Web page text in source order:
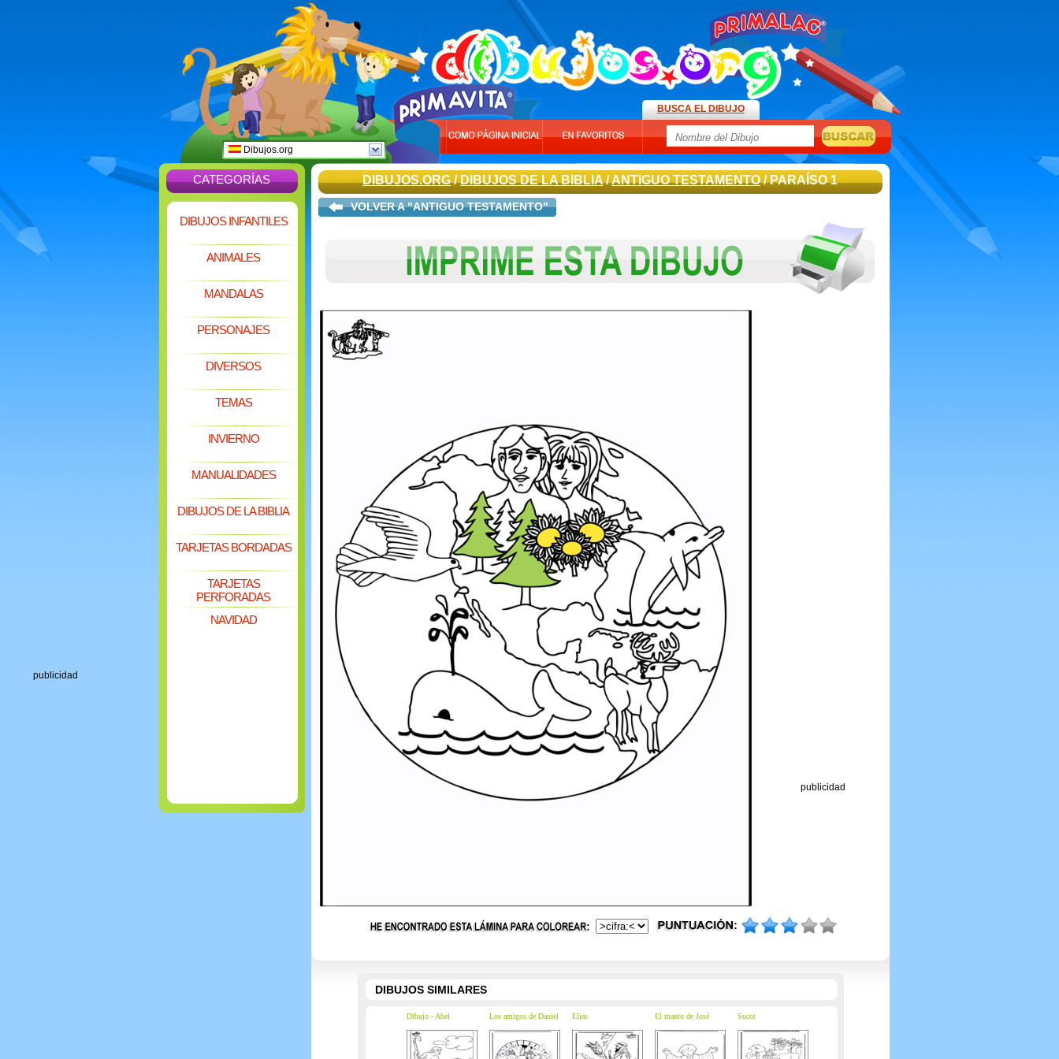
publicidad
Dibujos.org
BUSCA EL DIBUJO
CATEGORÍAS
DIBUJOS INFANTILES
ANIMALES
MANDALAS
PERSONAJES
DIVERSOS
TEMAS
INVIERNO
MANUALIDADES
DIBUJOS DE LA BIBLIA
TARJETAS BORDADAS
TARJETAS
PERFORADAS
NAVIDAD
DIBUJOS.ORG/DIBUJOS DE LA BIBLIA/ANTIGUO TESTAMENTO/ PARAÍSO 1
VOLVER A "ANTIGUO TESTAMENTO"
publicidad
DIBUJOS SIMILARES
Dibujo - Abel Los amigos de Daniel Elias El manto de José Sucot